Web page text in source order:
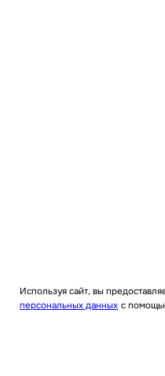
Меню
Используя сайт, вы
персональных данных с